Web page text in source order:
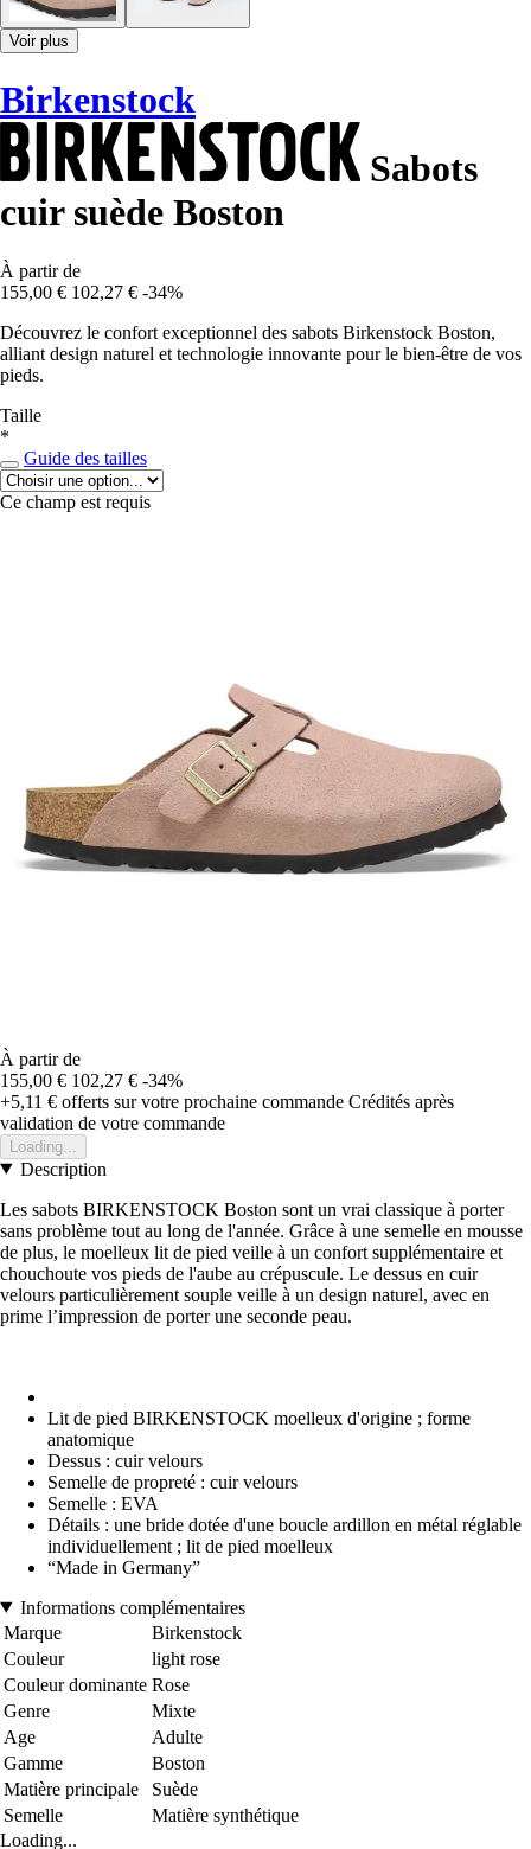
Voir plus
Birkenstock
Sabots
cuir suède Boston
À partir de
155,00 € 102,27 € -34%
Découvrez le confort exceptionnel des sabots Birkenstock Boston,
alliant design naturel et technologie innovante pour le bien-être de vos
pieds.
Taille
*
Guide des tailles
Ce champ est requis
À partir de
155,00 € 102,27 € -34%
+5,11 € offerts sur votre prochaine commande Crédités après
validation de votre commande
Loading...
Description
Les sabots BIRKENSTOCK Boston sont un vrai classique à porter
sans problème tout au long de l'année. Grâce à une semelle en mousse
de plus, le moelleux lit de pied veille à un confort supplémentaire et
chouchoute vos pieds de l'aube au crépuscule. Le dessus en cuir
velours particulièrement souple veille à un design naturel, avec en
prime l’impression de porter une seconde peau.
Lit de pied BIRKENSTOCK moelleux d'origine ; forme
anatomique
Dessus : cuir velours
Semelle de propreté : cuir velours
Semelle : EVA
Détails : une bride dotée d'une boucle ardillon en métal réglable
individuellement ; lit de pied moelleux
“Made in Germany”
Informations complémentaires
Marque
Birkenstock
Couleur
light rose
Couleur dominante Rose
Genre
Mixte
Age
Adulte
Gamme
Boston
Matière principale
Suède
Semelle
Matière synthétique
Loading...